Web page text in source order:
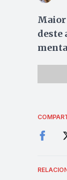
Maior
deste